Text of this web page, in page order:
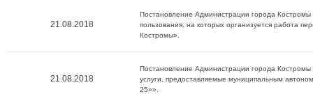
21.08.2018
Постановление Администрации города
пользования, на которых организуется работа
Костромы».
21.08.2018
Постановление Администрации города
услуги, предоставляемые муниципальным
25»».